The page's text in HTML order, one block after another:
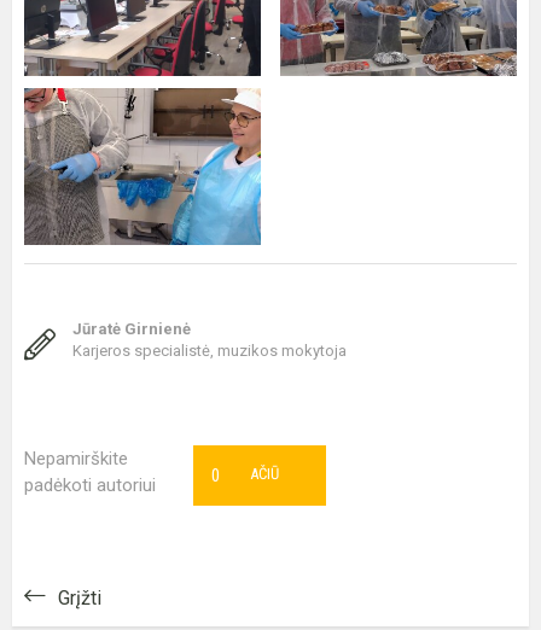
Jūratė Girnienė
Karjeros specialistė, muzikos mokytoja
Nepamirškite
padėkoti autoriui
AČIŪ
0
Grįžti